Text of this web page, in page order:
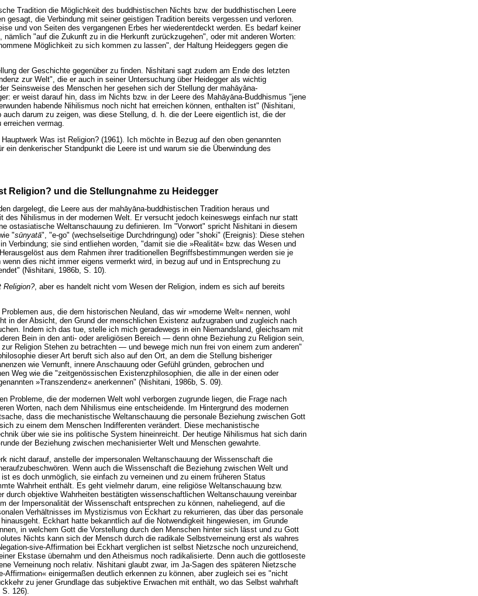
Tradition die Möglichkeit des buddhistischen Nichts bzw. der buddhistischen Leere
gesagt, die Verbindung mit seiner geistigen Tradition bereits vergessen und verloren.
und von Seiten des vergangenen Erbes her wiederentdeckt werden. Es bedarf keiner
nämlich "auf die Zukunft zu in die Herkunft zurückzugehen", oder mit anderen Worten:
Möglichkeit zu sich kommen zu lassen", der Haltung Heideggers gegen die
der Geschichte gegenüber zu finden. Nishitani sagt zudem am Ende des letzten
zur Welt", die er auch in seiner Untersuchung über Heidegger als wichtig
Seinsweise des Menschen her gesehen sich der Stellung der mahāyāna-
er weist darauf hin, dass im Nichts bzw. in der Leere des Mahāyāna-Buddhismus "jene
habende Nihilismus noch nicht hat erreichen können, enthalten ist" (Nishitani,
darum zu zeigen, was diese Stellung, d. h. die der Leere eigentlich ist, die der
vermag.
Was ist Religion? (1961). Ich möchte in Bezug auf den oben genannten
ein denkerischer Standpunkt die Leere ist und warum sie die Überwindung des
Religion? und die Stellungnahme zu Heidegger
dargelegt, die Leere aus der mahāyāna-buddhistischen Tradition heraus und
des Nihilismus in der modernen Welt. Er versucht jedoch keineswegs einfach nur statt
ostasiatische Weltanschauung zu definieren. Im "Vorwort" spricht Nishitani in diesem
"sūnyatā", "e-go" (wechselseitige Durchdringung) oder "shoki" (Ereignis): Diese stehen
Verbindung; sie sind entliehen worden, "damit sie die »Realität« bzw. das Wesen und
aus dem Rahmen ihrer traditionellen Begriffsbestimmungen werden sie je
dies nicht immer eigens vermerkt wird, in bezug auf und in Entsprechung zu
(Nishitani, 1986b, S. 10).
Religion?, aber es handelt nicht vom Wesen der Religion, indem es sich auf bereits
aus, die dem historischen Neuland, das wir »moderne Welt« nennen, wohl
in der Absicht, den Grund der menschlichen Existenz aufzugraben und zugleich nach
Indem ich das tue, stelle ich mich geradewegs in ein Niemandsland, gleichsam mit
Bein in den anti- oder areligiösen Bereich — denn ohne Beziehung zu Religion sein,
Religion Stehen zu betrachten — und bewege mich nun frei von einem zum anderen"
dieser Art beruft sich also auf den Ort, an dem die Stellung bisheriger
wie Vernunft, innere Anschauung oder Gefühl gründen, gebrochen und
Weg wie die "zeitgenössischen Existenzphilosophien, die alle in der einen oder
»Transzendenz« anerkennen" (Nishitani, 1986b, S. 09).
Probleme, die der modernen Welt wohl verborgen zugrunde liegen, die Frage nach
Worten, nach dem Nihilismus eine entscheidende. Im Hintergrund des modernen
dass die mechanistische Weltanschauung die personale Beziehung zwischen Gott
zu einem dem Menschen Indifferenten verändert. Diese mechanistische
über wie sie ins politische System hineinreicht. Der heutige Nihilismus hat sich darin
der Beziehung zwischen mechanisierter Welt und Menschen gewahrte.
nicht darauf, anstelle der impersonalen Weltanschauung der Wissenschaft die
Wenn auch die Wissenschaft die Beziehung zwischen Welt und
es doch unmöglich, sie einfach zu verneinen und zu einem früheren Status
Wahrheit enthält. Es geht vielmehr darum, eine religiöse Weltanschauung bzw.
durch objektive Wahrheiten bestätigten wissenschaftlichen Weltanschauung vereinbar
der Impersonalität der Wissenschaft entsprechen zu können, naheliegend, auf die
Verhältnisses im Mystizismus von Eckhart zu rekurrieren, das über das personale
Eckhart hatte bekanntlich auf die Notwendigkeit hingewiesen, im Grunde
in welchem Gott die Vorstellung durch den Menschen hinter sich lässt und zu Gott
Nichts kann sich der Mensch durch die radikale Selbstverneinung erst als wahres
sive-Affirmation bei Eckhart verglichen ist selbst Nietzsche noch unzureichend,
Ekstase übernahm und den Atheismus noch radikalisierte. Denn auch die gottloseste
Verneinung noch relativ. Nishitani glaubt zwar, im Ja-Sagen des späteren Nietzsche
Affirmation« einigermaßen deutlich erkennen zu können, aber zugleich sei es "nicht
zu jener Grundlage das subjektive Erwachen mit enthält, wo das Selbst wahrhaft
126).